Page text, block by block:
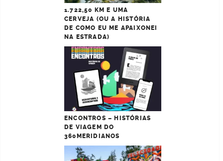
1.722,50 KM E UMA
CERVEJA (OU A HISTÓRIA
DE COMO EU ME APAIXONEI
NA ESTRADA)
ENCONTROS – HISTÓRIAS
DE VIAGEM DO
360MERIDIANOS